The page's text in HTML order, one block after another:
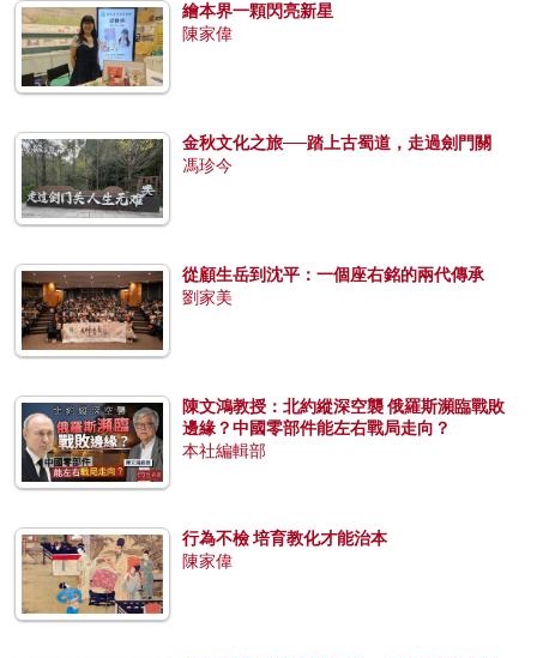
繪本界一顆閃亮新星
陳家偉
金秋文化之旅──踏上古蜀道，走過劍門關
馮珍今
從顧生岳到沈平：一個座右銘的兩代傳承
劉家美
陳文鴻教授：北約縱深空襲 俄羅斯瀕臨戰敗
邊緣？中國零部件能左右戰局走向？
本社編輯部
行為不檢 培育教化才能治本
陳家偉